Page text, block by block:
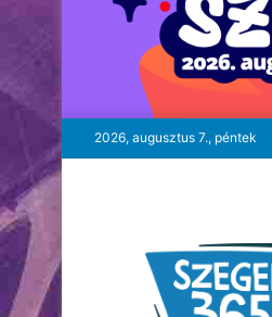
2026, augusztus 7., péntek